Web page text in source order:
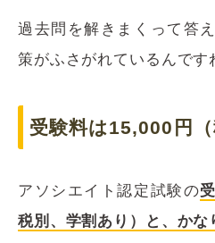
過去問を解きまくって答
策がふさがれているんです
受験料は15,000円
アソシエイト認定試験の
税別、学割あり）と、かな